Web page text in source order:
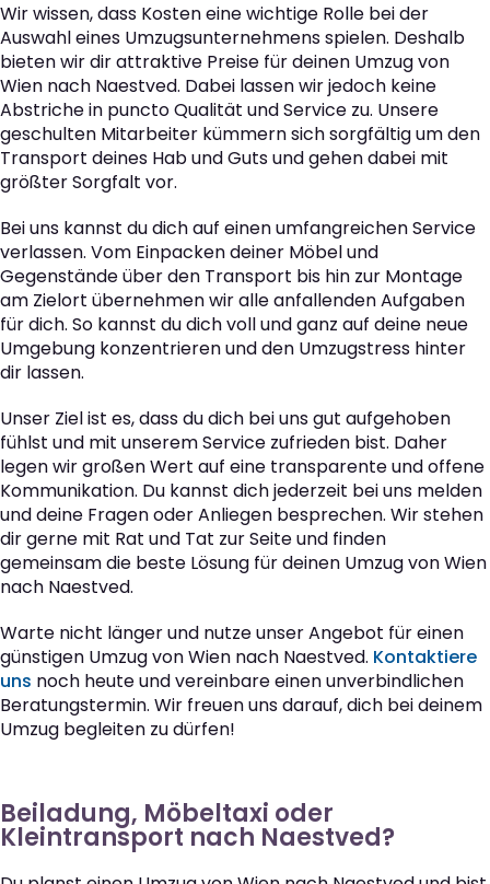
Wir wissen, dass Kosten eine wichtige Rolle bei der
Auswahl eines Umzugsunternehmens spielen. Deshalb
bieten wir dir attraktive Preise für deinen Umzug von
Wien nach Naestved. Dabei lassen wir jedoch keine
Abstriche in puncto Qualität und Service zu. Unsere
geschulten Mitarbeiter kümmern sich sorgfältig um den
Transport deines Hab und Guts und gehen dabei mit
größter Sorgfalt vor.
Bei uns kannst du dich auf einen umfangreichen Service
verlassen. Vom Einpacken deiner Möbel und
Gegenstände über den Transport bis hin zur Montage
am Zielort übernehmen wir alle anfallenden Aufgaben
für dich. So kannst du dich voll und ganz auf deine neue
Umgebung konzentrieren und den Umzugstress hinter
dir lassen.
Unser Ziel ist es, dass du dich bei uns gut aufgehoben
fühlst und mit unserem Service zufrieden bist. Daher
legen wir großen Wert auf eine transparente und offene
Kommunikation. Du kannst dich jederzeit bei uns melden
und deine Fragen oder Anliegen besprechen. Wir stehen
dir gerne mit Rat und Tat zur Seite und finden
gemeinsam die beste Lösung für deinen Umzug von Wien
nach Naestved.
Warte nicht länger und nutze unser Angebot für einen
günstigen Umzug von Wien nach Naestved. Kontaktiere
uns noch heute und vereinbare einen unverbindlichen
Beratungstermin. Wir freuen uns darauf, dich bei deinem
Umzug begleiten zu dürfen!
Beiladung, Möbeltaxi oder
Kleintransport nach Naestved?